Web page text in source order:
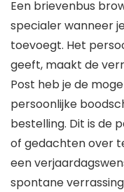
Een brievenbus
specialer wanneer
toevoegt. Het
geeft, maakt de
Post heb je de
persoonlijke
bestelling. Dit is de
of gedachten over
een
spontane